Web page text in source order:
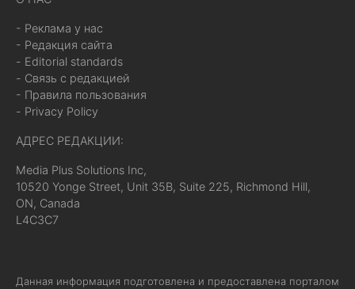
- Реклама у нас
- Редакция сайта
- Editorial standards
- Связь с редакцией
- Правила пользования
- Privacy Policy
АДРЕС РЕДАКЦИИ:
Media Plus Solutions Inc,
10520 Yonge Street, Unit 35B, Suite 225, Richmond Hill,
ON, Canada
L4C3C7
Данная информация подготовлена и предоставлена порталом